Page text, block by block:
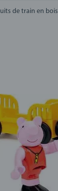
de train en bois